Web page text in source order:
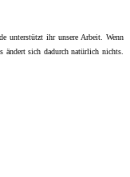
unterstützt ihr unsere Arbeit. Wenn
ändert sich dadurch natürlich nichts.